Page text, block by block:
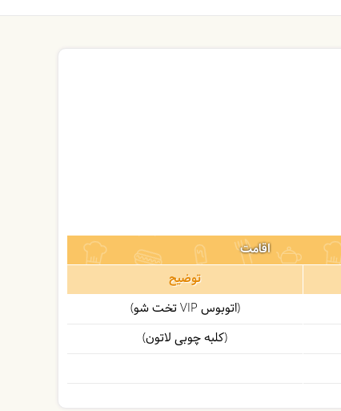
اقامت
توضیح
(اتوبوس VIP تخت شو)
(کلبه چوبی لاتون)